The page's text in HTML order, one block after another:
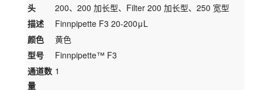
头
200、200 加长型、Filter 200 加长型、250 宽型
描述
Finnpipette F3 20-200μL
颜色
黄色
型号
Finnpipette™ F3
通道数
量
1